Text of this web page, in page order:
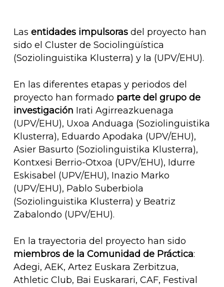
Lasentidades impulsoras del proyecto han
sido el Cluster de Sociolingüística
(Soziolinguistika Klusterra) y la (UPV/EHU).
En las diferentes etapas y periodos del
proyecto han formado parte del grupo de
investigación Irati Agirreazkuenaga
(UPV/EHU), Uxoa Anduaga (Soziolinguistika
Klusterra), Eduardo Apodaka (UPV/EHU),
Asier Basurto (Soziolinguistika Klusterra),
Kontxesi Berrio-Otxoa (UPV/EHU), Idurre
Eskisabel (UPV/EHU), Inazio Marko
(UPV/EHU), Pablo Suberbiola
(Soziolinguistika Klusterra) y Beatriz
Zabalondo (UPV/EHU).
En la trayectoria del proyecto han sido
miembros de la Comunidad de Práctica:
Adegi, AEK, Artez Euskara Zerbitzua,
Athletic Club, Bai Euskarari, CAF, Festival